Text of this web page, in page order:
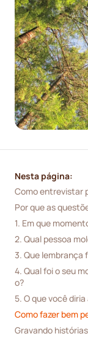
Nesta página:
Como entrevistar
Por que as
1. Em que
2. Qual pessoa
3. Que lembrança
4. Qual foi o seu
o?
5. O que você
Como fazer bem
Gravando